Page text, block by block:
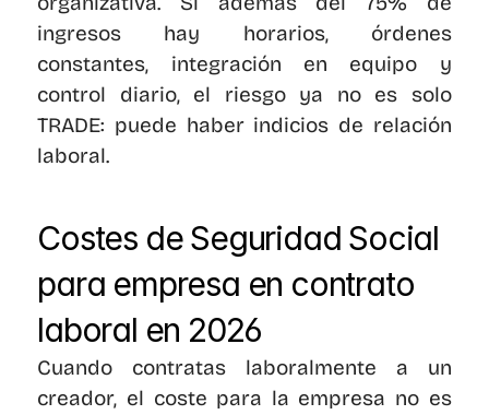
ingresos hay horarios, órdenes
constantes, integración en equipo y
control diario, el riesgo ya no es solo
TRADE: puede haber indicios de relación
laboral.
Costes de Seguridad Social
para empresa en contrato
laboral en 2026
Cuando contratas laboralmente a un
creador, el coste para la empresa no es